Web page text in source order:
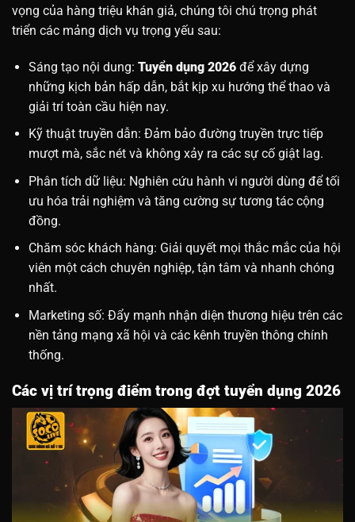
vọng của hàng triệu khán giả, chúng tôi chú trọng phát
triển các mảng dịch vụ trọng yếu sau:
Sáng tạo nội dung: Tuyển dụng 2026 để xây dựng
những kịch bản hấp dẫn, bắt kịp xu hướng thể thao và
giải trí toàn cầu hiện nay.
Kỹ thuật truyền dẫn: Đảm bảo đường truyền trực tiếp
mượt mà, sắc nét và không xảy ra các sự cố giật lag.
Phân tích dữ liệu: Nghiên cứu hành vi người dùng để tối
ưu hóa trải nghiệm và tăng cường sự tương tác cộng
đồng.
Chăm sóc khách hàng: Giải quyết mọi thắc mắc của hội
viên một cách chuyên nghiệp, tận tâm và nhanh chóng
nhất.
Marketing số: Đẩy mạnh nhận diện thương hiệu trên các
nền tảng mạng xã hội và các kênh truyền thông chính
thống.
Các vị trí trọng điểm trong đợt tuyển dụng 2026